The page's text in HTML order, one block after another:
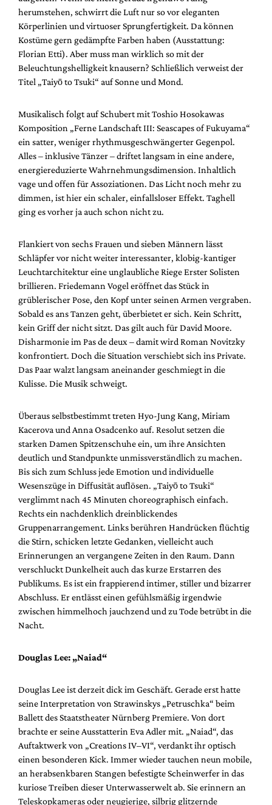
herumstehen, schwirrt die Luft nur so vor eleganten
Körperlinien und virtuoser Sprungfertigkeit. Da können
Kostüme gern gedämpfte Farben haben (Ausstattung:
Florian Etti). Aber muss man wirklich so mit der
Beleuchtungshelligkeit knausern? Schließlich verweist der
Titel „Taiyō to Tsuki“ auf Sonne und Mond.
Musikalisch folgt auf Schubert mit Toshio Hosokawas
Komposition „Ferne Landschaft III: Seascapes of Fukuyama“
ein satter, weniger rhythmusgeschwängerter Gegenpol.
Alles – inklusive Tänzer – driftet langsam in eine andere,
energiereduzierte Wahrnehmungsdimension. Inhaltlich
vage und offen für Assoziationen. Das Licht noch mehr zu
dimmen, ist hier ein schaler, einfallsloser Effekt. Taghell
ging es vorher ja auch schon nicht zu.
Flankiert von sechs Frauen und sieben Männern lässt
Schläpfer vor nicht weiter interessanter, klobig-kantiger
Leuchtarchitektur eine unglaubliche Riege Erster Solisten
brillieren. Friedemann Vogel eröffnet das Stück in
grüblerischer Pose, den Kopf unter seinen Armen vergraben.
Sobald es ans Tanzen geht, überbietet er sich. Kein Schritt,
kein Griff der nicht sitzt. Das gilt auch für David Moore.
Disharmonie im Pas de deux – damit wird Roman Novitzky
konfrontiert. Doch die Situation verschiebt sich ins Private.
Das Paar walzt langsam aneinander geschmiegt in die
Kulisse. Die Musik schweigt.
Überaus selbstbestimmt treten Hyo-Jung Kang, Miriam
Kacerova und Anna Osadcenko auf. Resolut setzen die
starken Damen Spitzenschuhe ein, um ihre Ansichten
deutlich und Standpunkte unmissverständlich zu machen.
Bis sich zum Schluss jede Emotion und individuelle
Wesenszüge in Diffusität auflösen. „Taiyō to Tsuki“
verglimmt nach 45 Minuten choreographisch einfach.
Rechts ein nachdenklich dreinblickendes
Gruppenarrangement. Links berühren Handrücken flüchtig
die Stirn, schicken letzte Gedanken, vielleicht auch
Erinnerungen an vergangene Zeiten in den Raum. Dann
verschluckt Dunkelheit auch das kurze Erstarren des
Publikums. Es ist ein frappierend intimer, stiller und bizarrer
Abschluss. Er entlässt einen gefühlsmäßig irgendwie
zwischen himmelhoch jauchzend und zu Tode betrübt in die
Nacht.
Douglas Lee: „Naiad“
Douglas Lee ist derzeit dick im Geschäft. Gerade erst hatte
seine Interpretation von Strawinskys „Petruschka“ beim
Ballett des Staatstheater Nürnberg Premiere. Von dort
brachte er seine Ausstatterin Eva Adler mit. „Naiad“, das
Auftaktwerk von „Creations IV–VI“, verdankt ihr optisch
einen besonderen Kick. Immer wieder tauchen neun mobile,
an herabsenkbaren Stangen befestigte Scheinwerfer in das
kuriose Treiben dieser Unterwasserwelt ab. Sie erinnern an
Teleskopkameras oder neugierige, silbrig glitzernde